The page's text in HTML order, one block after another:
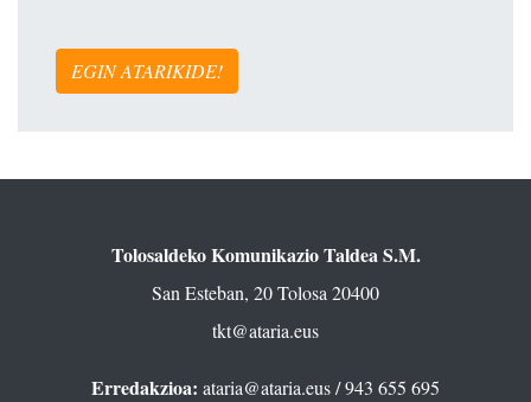
EGIN ATARIKIDE!
Tolosaldeko Komunikazio Taldea S.M.
San Esteban, 20 Tolosa 20400
tkt@ataria.eus
Erredakzioa: ataria@ataria.eus/ 943 655 695